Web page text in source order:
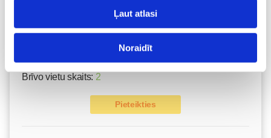
Ļaut atlasi
Noraidīt
Grūtnieču masāža, pēcdzemdību masāža, ķermeņa
masāža Māmiņu klubā pie masāžas speciālistes Olgas
Brīvo vietu skaits: 2
Pieteikties